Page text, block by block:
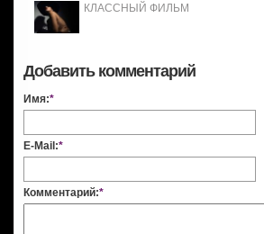
КЛАССНЫЙ ФИЛЬМ
Добавить комментарий
Имя:*
E-Mail:*
Комментарий:*